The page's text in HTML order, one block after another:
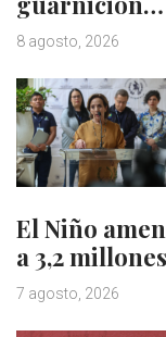
8 agosto, 2026
El Niño
a 3,2
7 agosto, 2026